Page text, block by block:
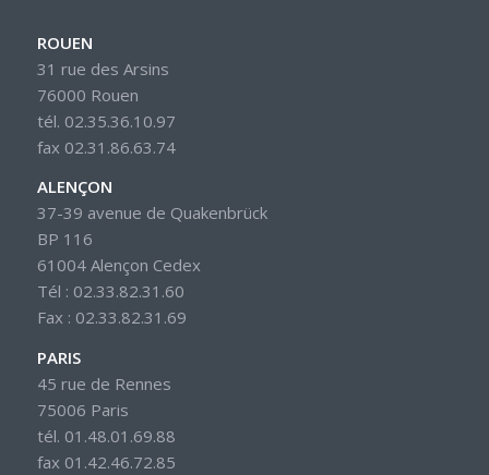
ROUEN
31 rue des Arsins
76000 Rouen
tél. 02.35.36.10.97
fax 02.31.86.63.74
ALENÇON
37-39 avenue de Quakenbrück
BP 116
61004 Alençon Cedex
Tél : 02.33.82.31.60
Fax : 02.33.82.31.69
PARIS
45 rue de Rennes
75006 Paris
tél. 01.48.01.69.88
fax 01.42.46.72.85